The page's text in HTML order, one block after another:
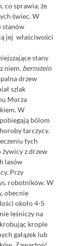
co sprawia, że
świec. W
stanów
jej właściwości
stany
niem. bernstein
drzew
szlak
Morza
W
bólom
tarczycy.
tych
żywicy z drzew
lasów
Przy
robotników. W
obecnie
około 4-5
leśniczy na
krople
gałązek lub